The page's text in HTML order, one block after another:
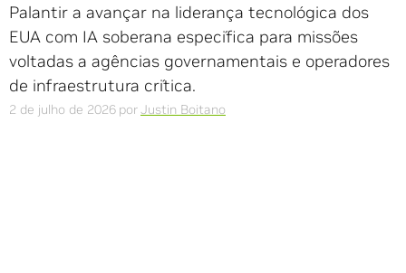
Palantir a avançar na liderança tecnológica dos
EUA com IA soberana específica para missões
voltadas a agências governamentais e operadores
de infraestrutura crítica.
2 de julho de 2026 porJustin Boitano